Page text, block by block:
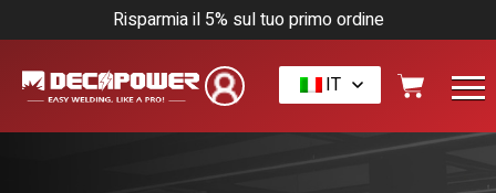
Risparmia il 5% sul tuo primo ordine
IT